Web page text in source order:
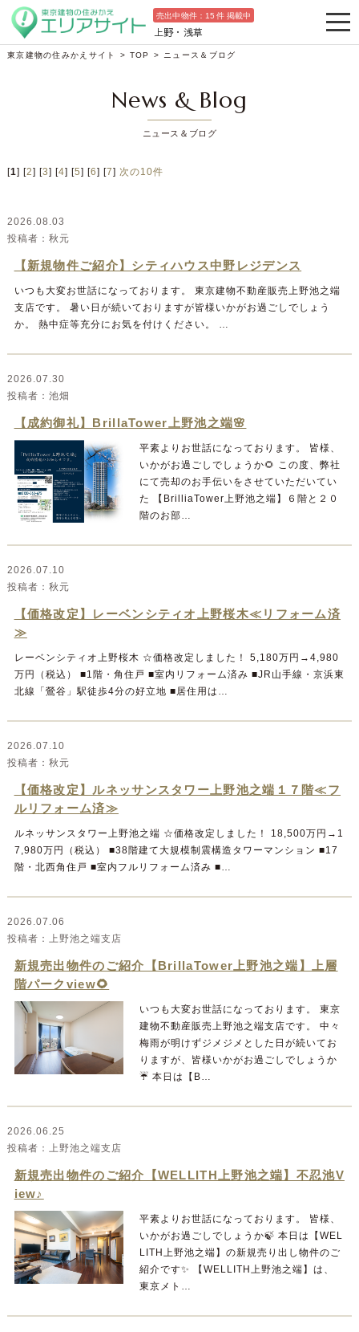
上野・浅草
売出中物件： 15 件 掲載中
東京建物の住みかえサイト > TOP > ニュース＆ブログ
News & Blog
ニュース＆ブログ
[1] 2 3 4 5 6 7 次の10件
2026.08.03
秋元
【新規物件ご紹介】シティハウス中野レジデンス
いつも大変お世話になっております。 東京建物不動産販売上野池之端
支店です。 暑い日が続いておりますが皆様いかがお過ごしでしょう
か。 熱中症等充分にお気を付けください。 …
2026.07.30
池畑
【成約御礼】BrillaTower上野池之端🌸
平素よりお世話になっております。 皆様、
いかがお過ごしでしょうか🌻 この度、弊社
にて売却のお手伝いをさせていただいてい
た 【BrilliaTower上野池之端】６階と２０
階のお部…
2026.07.10
秋元
【価格改定】レーベンシティオ上野桜木≪リフォーム済
≫
レーベンシティオ上野桜木 ☆価格改定しました！ 5,180万円→4,980
万円（税込） ■1階・角住戸 ■室内リフォーム済み ■JR山手線・京浜東
北線「鶯谷」駅徒歩4分の好立地 ■居住用は…
2026.07.10
秋元
【価格改定】ルネッサンスタワー上野池之端１７階≪フ
ルリフォーム済≫
ルネッサンスタワー上野池之端 ☆価格改定しました！ 18,500万円→1
7,980万円（税込） ■38階建て大規模制震構造タワーマンション ■17
階・北西角住戸 ■室内フルリフォーム済み ■…
2026.07.06
上野池之端支店
新規売出物件のご紹介【BrillaTower上野池之端】上層
階パークview🌻
いつも大変お世話になっております。 東京
建物不動産販売上野池之端支店です。 中々
梅雨が明けずジメジメとした日が続いてお
りますが、皆様いかがお過ごしでしょうか
☔ 本日は【B…
2026.06.25
上野池之端支店
新規売出物件のご紹介【WELLITH上野池之端】不忍池V
iew♪
平素よりお世話になっております。 皆様、
いかがお過ごしでしょうか🍃 本日は【WEL
LITH上野池之端】の新規売り出し物件のご
紹介です✨ 【WELLITH上野池之端】は、
東京メト…